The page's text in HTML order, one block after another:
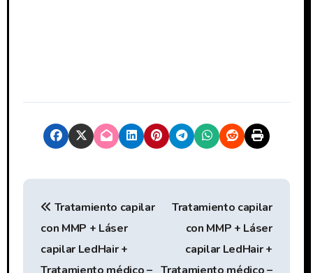
N
Tratamiento capilar
con MMP + Láser
capilar LedHair +
Tratamiento capilar
con MMP + Láser
capilar LedHair +